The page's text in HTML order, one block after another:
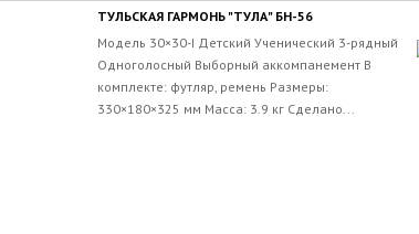
ТУЛЬСКАЯ ГАРМОНЬ "ТУЛА" БН-56
Модель 30×30-I Детский Ученический 3-рядный
Одноголосный Выборный аккомпанемент В
комплекте: футляр, ремень Размеры:
330×180×325 мм Масса: 3.9 кг Сделано...